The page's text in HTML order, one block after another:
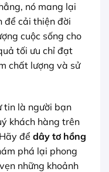
nó mang lại
để cải thiện đời
cuộc sống cho
tối ưu chỉ đạt
chất lượng và sử
tin là người bạn
khách hàng trên
để dây tơ hồng
phá lại phong
những khoảnh